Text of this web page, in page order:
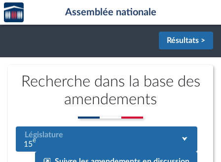
Aller au contenu
Aller en bas de la page
Accèder
à la
page
Assemblée nationale
Résultats >
Recherche dans la base des
amendements
Législature
15e